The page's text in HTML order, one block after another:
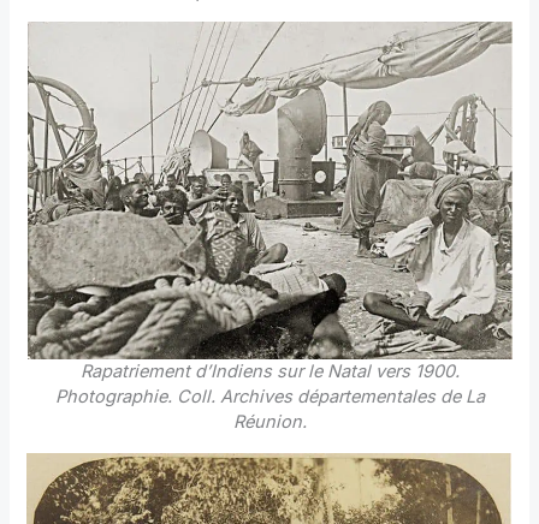
Rapatriement d’Indiens sur le Natal vers 1900.
Photographie. Coll. Archives départementales de La
Réunion.